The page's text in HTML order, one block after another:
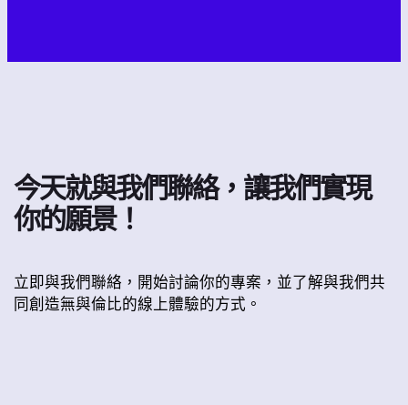
今天就與我們聯絡，讓我們實現
你的願景！
立即與我們聯絡，開始討論你的專案，並了解與我們共
同創造無與倫比的線上體驗的方式。